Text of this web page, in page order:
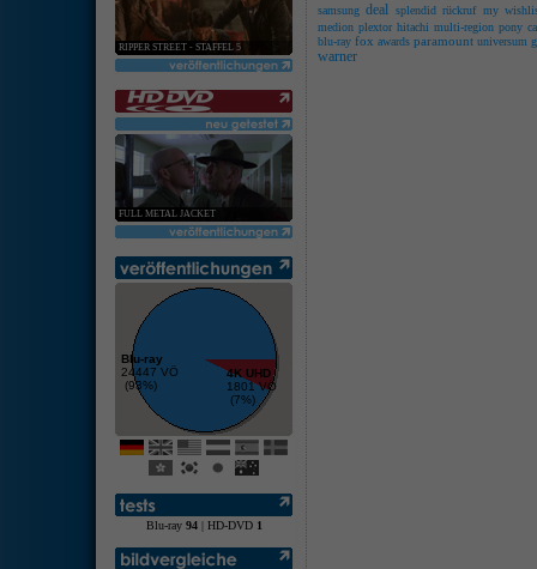
RIPPER STREET - STAFFEL 5
FULL METAL JACKET
Blu-ray
24447 VÖ
(93%)
4K UHD
1801 VÖ
(7%)
Blu-ray 94| HD-DVD 1
samsung deal splendid rückruf my
medion plextor hitachi multi-region pony
blu-ray fox awards paramount universum
warner